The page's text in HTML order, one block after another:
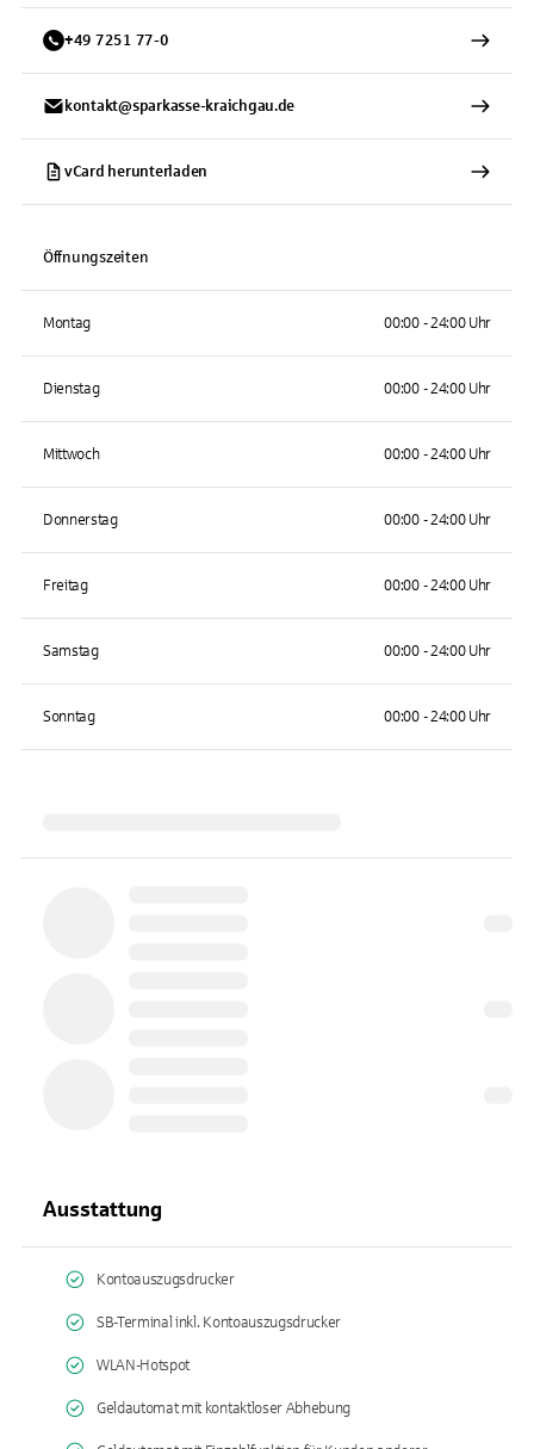
+49 7251 77-0
kontakt@sparkasse-kraichgau.de
vCard herunterladen
Öffnungszeiten
Montag 00:00 - 24:00 Uhr
Dienstag 00:00 - 24:00 Uhr
Mittwoch 00:00 - 24:00 Uhr
Donnerstag 00:00 - 24:00 Uhr
Freitag 00:00 - 24:00 Uhr
Samstag 00:00 - 24:00 Uhr
Sonntag 00:00 - 24:00 Uhr
Ausstattung
Kontoauszugsdrucker
SB-Terminal inkl. Kontoauszugsdrucker
WLAN-Hotspot
Geldautomat mit kontaktloser Abhebung